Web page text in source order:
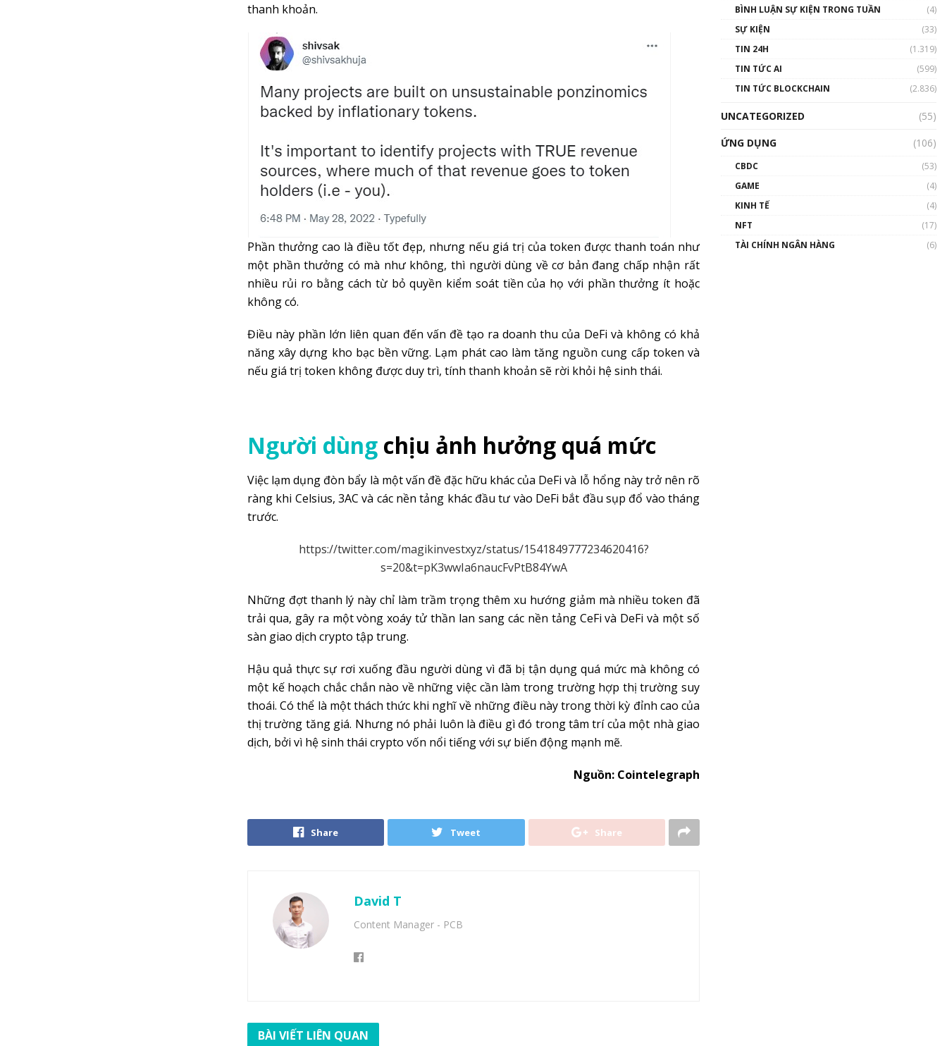
thanh khoản.
Phần thưởng cao là điều tốt đẹp, nhưng nếu giá trị của token được thanh toán như
một phần thưởng có mà như không, thì người dùng về cơ bản đang chấp nhận rất
nhiều rủi ro bằng cách từ bỏ quyền kiểm soát tiền của họ với phần thưởng ít hoặc
không có.
Điều này phần lớn liên quan đến vấn đề tạo ra doanh thu của DeFi và không có khả
năng xây dựng kho bạc bền vững. Lạm phát cao làm tăng nguồn cung cấp token và
nếu giá trị token không được duy trì, tính thanh khoản sẽ rời khỏi hệ sinh thái.
Người dùng chịu ảnh hưởng quá mức
Việc lạm dụng đòn bẩy là một vấn đề đặc hữu khác của DeFi và lỗ hổng này trở nên rõ
ràng khi Celsius, 3AC và các nền tảng khác đầu tư vào DeFi bắt đầu sụp đổ vào tháng
trước.
https://twitter.com/magikinvestxyz/status/1541849777234620416?
s=20&t=pK3wwIa6naucFvPtB84YwA
Những đợt thanh lý này chỉ làm trầm trọng thêm xu hướng giảm mà nhiều token đã
trải qua, gây ra một vòng xoáy tử thần lan sang các nền tảng CeFi và DeFi và một số
sàn giao dịch crypto tập trung.
Hậu quả thực sự rơi xuống đầu người dùng vì đã bị tận dụng quá mức mà không có
một kế hoạch chắc chắn nào về những việc cần làm trong trường hợp thị trường suy
thoái. Có thể là một thách thức khi nghĩ về những điều này trong thời kỳ đỉnh cao của
thị trường tăng giá. Nhưng nó phải luôn là điều gì đó trong tâm trí của một nhà giao
dịch, bởi vì hệ sinh thái crypto vốn nổi tiếng với sự biến động mạnh mẽ.
Nguồn: Cointelegraph
Share Tweet Share
David T
Content Manager - PCB
BÀI VIẾT LIÊN QUAN
Talkshow 14: MemeCoin –
BÌNH LUẬN SỰ KIỆN TRONG TUẦN
(4)
SỰ KIỆN
(33)
TIN 24H
(1.319)
TIN TỨC AI
(599)
TIN TỨC BLOCKCHAIN
(2.836)
UNCATEGORIZED
(55)
ỨNG DỤNG
(106)
CBDC
(53)
GAME
(4)
KINH TẾ
(4)
NFT
(17)
TÀI CHÍNH NGÂN HÀNG
(6)